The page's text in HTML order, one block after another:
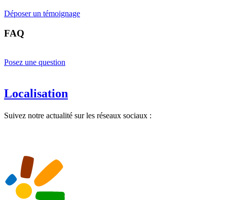
Déposer un témoignage
FAQ
Posez une question
Localisation
Suivez notre actualité sur les réseaux sociaux :